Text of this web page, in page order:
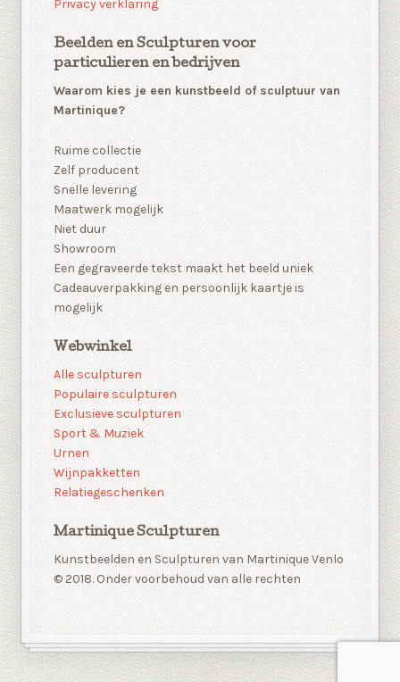
Privacy verklaring
Beelden en Sculpturen voor
particulieren en bedrijven
Waarom kies je een kunstbeeld of sculptuur van
Martinique?
Ruime collectie
Zelf producent
Snelle levering
Maatwerk mogelijk
Niet duur
Showroom
Een gegraveerde tekst maakt het beeld uniek
Cadeauverpakking en persoonlijk kaartje is
mogelijk
Webwinkel
Alle sculpturen
Populaire sculpturen
Exclusieve sculpturen
Sport & Muziek
Urnen
Wijnpakketten
Relatiegeschenken
Martinique Sculpturen
Kunstbeelden en Sculpturen van Martinique Venlo
© 2018. Onder voorbehoud van alle rechten